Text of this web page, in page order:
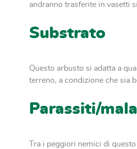
andranno trasferite in vasetti
Substrato
Questo arbusto si adatta a
terreno, a condizione che sia
Parassiti/
Tra i peggiori nemici di